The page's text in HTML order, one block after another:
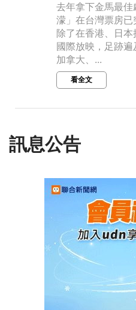
去年拿下金馬最
濛」在台灣票房已
除了在香港、日
國際放映，足跡遍
加拿大、...
看全文
訊息公告